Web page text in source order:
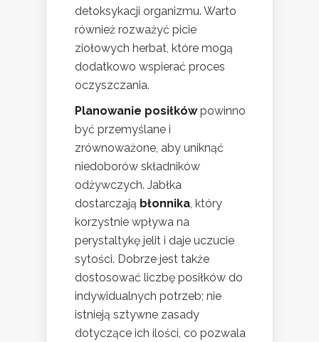
detoksykacji organizmu. Warto
również rozważyć picie
ziołowych herbat, które mogą
dodatkowo wspierać proces
oczyszczania.
Planowanie posiłkówpowinno
być przemyślane i
zrównoważone, aby uniknąć
niedoborów składników
odżywczych. Jabłka
dostarczają błonnika, który
korzystnie wpływa na
perystaltykę jelit i daje uczucie
sytości. Dobrze jest także
dostosować liczbę posiłków do
indywidualnych potrzeb; nie
istnieją sztywne zasady
dotyczące ich ilości, co pozwala